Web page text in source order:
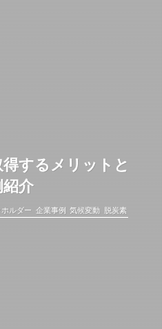
するメリットと
介
ルダー 企業事例 気候変動 脱炭素